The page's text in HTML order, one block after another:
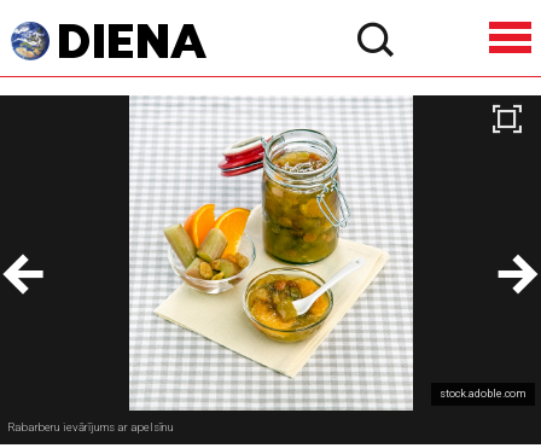
stock.adoble.com
Rabarberu ievārījums ar apelsīnu